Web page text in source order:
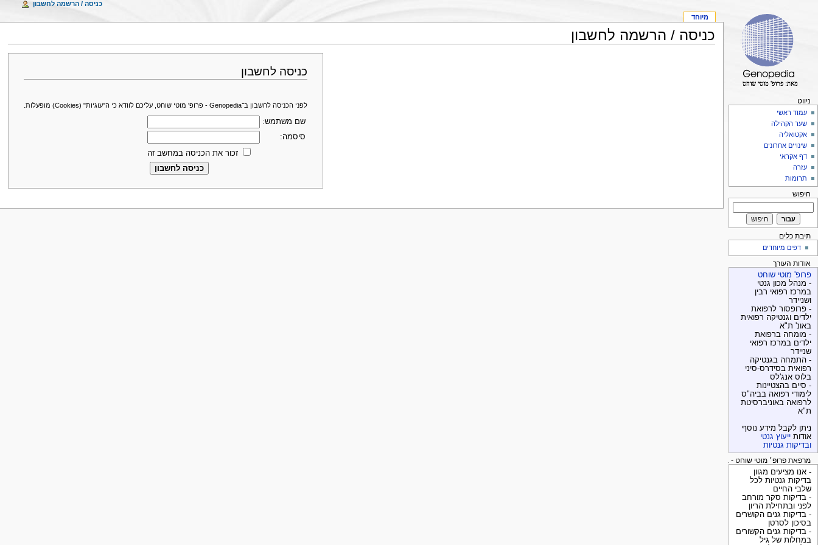
כניסה / הרשמה לחשבון
כניסה לחשבון
לפני הכניסה לחשבון ב־Genopedia - פרופ' מוטי שוחט, עליכם לוודא כי ה"עוגיות" (Cookies) מופעלות.
שם משתמש:
סיסמה:
זכור את הכניסה במחשב זה
מיוחד
כניסה / הרשמה לחשבון
ניווט
עמוד ראשי
שער הקהילה
אקטואליה
שינויים אחרונים
דף אקראי
עזרה
תרומות
חיפוש
תיבת כלים
דפים מיוחדים
אודות העורך
פרופ' מוטי שוחט
- מנהל מכון גנטי
במרכז רפואי רבין
ושניידר
- פרופסור לרפואת
ילדים וגנטיקה רפואית
באונ' ת"א
- מומחה ברפואת
ילדים במרכז רפואי
שניידר
- התמחה בגנטיקה
רפואית בסידרס-סיני
בלוס אנג'לס
- סיים בהצטיינות
לימודי רפואה בביה"ס
לרפואה באוניברסיטת
ת"א
ניתן לקבל מידע נוסף
אודות ייעוץ גנטי
ובדיקות גנטיות
מרפאת פרופ׳ מוטי שוחט - בדיקות גנטיות
- אנו מציעים מגוון
בדיקות גנטיות לכל
שלבי החיים
- בדיקות סקר מורחב
לפני ובתחילת הריון
- בדיקות גנים הקושרים
בסיכון לסרטן
- בדיקות גנים הקשורים
במחלות של גיל